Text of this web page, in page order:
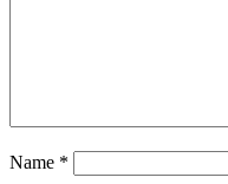
Name *